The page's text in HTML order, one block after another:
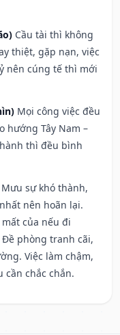
Cầu tài thì không
thiệt, gặp nạn, việc
nên cúng tế thì mới
Mọi công việc đều
hướng Tây Nam –
thì đều bình
Mưu sự khó thành,
nên hoãn lại.
của nếu đi
phòng tranh cãi,
Việc làm chậm,
cần chắc chắn.